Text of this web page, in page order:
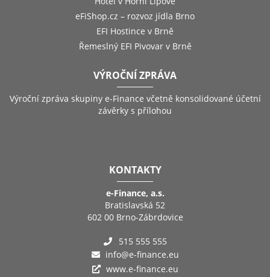
eFiShop.cz – rozvoz jídla Brno
EFI Hostince v Brně
Řemeslný EFI Pivovar v Brně
VÝROČNÍ ZPRÁVA
Výroční zpráva skupiny e-Finance včetně konsolidované účetní
závěrky s přílohou
KONTAKTY
e-Finance, a.s.
Bratislavská 52
602 00 Brno-Zábrdovice
515 555 555
info@e-finance.eu
www.e-finance.eu